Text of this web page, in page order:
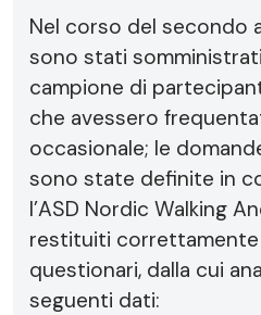
Nel corso del secondo
sono stati
campione di
che avessero
occasionale; le
sono state definite in
l’ASD Nordic Walking
restituiti correttamente
questionari, dalla cui
seguenti dati: